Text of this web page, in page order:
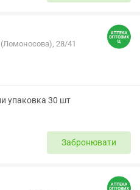
(Ломоносова), 28/41
упаковка 30 шт
Забронювати